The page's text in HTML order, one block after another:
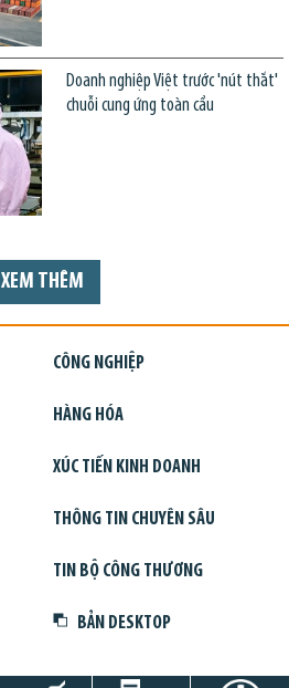
Doanh nghiệp Việt trước 'nút thắt'
chuỗi cung ứng toàn cầu
XEM THÊM
CÔNG NGHIỆP
HÀNG HÓA
XÚC TIẾN KINH DOANH
THÔNG TIN CHUYÊN SÂU
TIN BỘ CÔNG THƯƠNG
BẢN DESKTOP